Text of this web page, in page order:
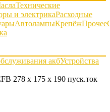
Технические
и электрикаРасходные
АвтолампыКрепёжПрочее
акбУстройства
278 х 175 х 190 пуск.ток